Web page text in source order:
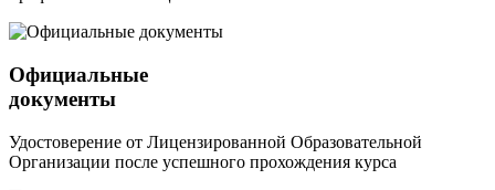
Официальные
документы
Удостоверение от Лицензированной Образовательной
Организации после успешного прохождения курса